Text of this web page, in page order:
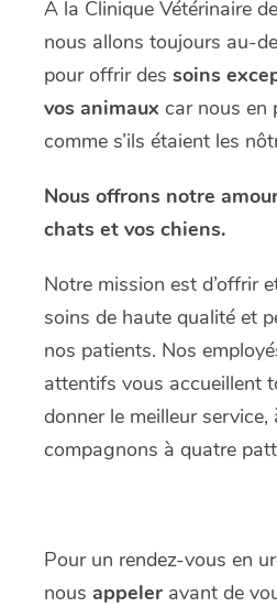
À la Clinique Vétérinaire
nous allons toujours au-
pour offrir des soins
vos animaux car nous en
comme s’ils étaient les
Nous offrons notre
chats et vos chiens.
Notre mission est d’offrir
soins de haute qualité et
nos patients. Nos
attentifs vous accueillent
donner le meilleur service,
compagnons à quatre
Pour un rendez-vous en
nous appeler avant de